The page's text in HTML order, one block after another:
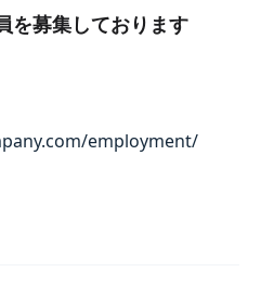
を​募集しております
employment/